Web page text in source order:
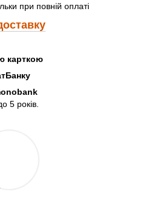
при повній оплаті
карткою
5 років.